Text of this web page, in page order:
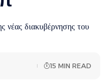
νέας διακυβέρνησης του
15 MIN READ